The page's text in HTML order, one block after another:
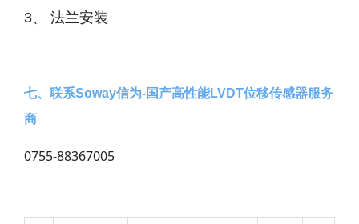
3、 法兰安装
七、联系Soway信为-国产高性能LVDT位移传感器服务
商
0755-88367005